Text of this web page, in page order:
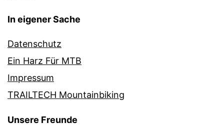
In eigener Sache
Datenschutz
Ein Harz Für MTB
Impressum
TRAILTECH Mountainbiking
Unsere Freunde